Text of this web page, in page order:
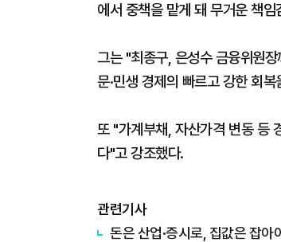
에서 중책을 맡게 돼 무거운 책
그는 "최종구, 은성수 금융위원
문·민생 경제의 빠르고 강한 회
또 "가계부채, 자산가격 변동 등
다"고 강조했다.
관련기사
돈은 산업·증시로, 집값은 잡아